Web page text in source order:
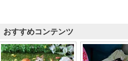
おすすめコンテンツ